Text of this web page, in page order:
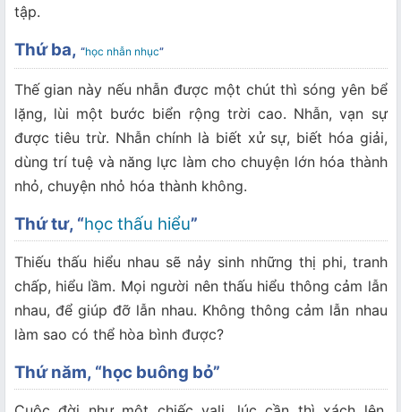
tập.
Thứ ba, “học nhẫn nhục”
Thế gian này nếu nhẫn được một chút thì sóng yên bể
lặng, lùi một bước biển rộng trời cao. Nhẫn, vạn sự
được tiêu trừ. Nhẫn chính là biết xử sự, biết hóa giải,
dùng trí tuệ và năng lực làm cho chuyện lớn hóa thành
nhỏ, chuyện nhỏ hóa thành không.
Thứ tư, “học thấu hiểu”
Thiếu thấu hiểu nhau sẽ nảy sinh những thị phi, tranh
chấp, hiểu lầm. Mọi người nên thấu hiểu thông cảm lẫn
nhau, để giúp đỡ lẫn nhau. Không thông cảm lẫn nhau
làm sao có thể hòa bình được?
Thứ năm, “học buông bỏ”